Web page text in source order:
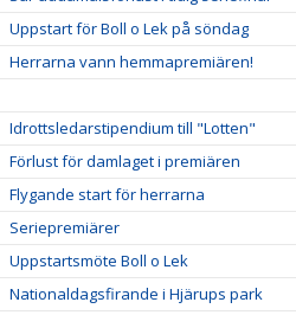
Uppstart för Boll o Lek på söndag
Herrarna vann hemmapremiären!
Idrottsledarstipendium till "Lotten"
Förlust för damlaget i premiären
Flygande start för herrarna
Seriepremiärer
Uppstartsmöte Boll o Lek
Nationaldagsfirande i Hjärups park